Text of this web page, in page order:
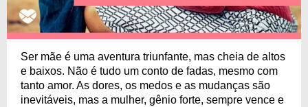
Ser mãe é uma aventura triunfante, mas cheia de altos
e baixos. Não é tudo um conto de fadas, mesmo com
tanto amor. As dores, os medos e as mudanças são
inevitáveis, mas a mulher, gênio forte, sempre vence e